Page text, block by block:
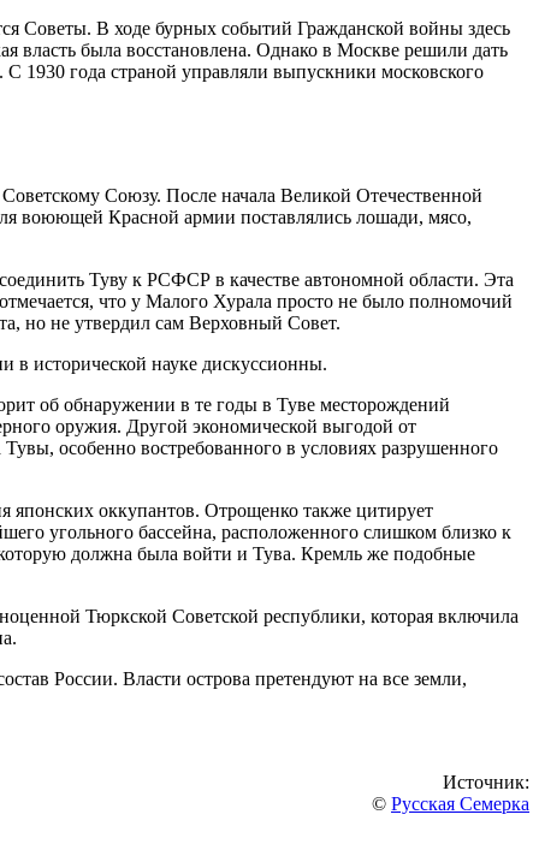
Советы. В ходе бурных событий Гражданской войны здесь
власть была восстановлена. Однако в Москве решили дать
1930 года страной управляли выпускники московского
Союзу. После начала Великой Отечественной
воюющей Красной армии поставлялись лошади, мясо,
Туву к РСФСР в качестве автономной области. Эта
что у Малого Хурала просто не было полномочий
но не утвердил сам Верховный Совет.
в исторической науке дискуссионны.
об обнаружении в те годы в Туве месторождений
оружия. Другой экономической выгодой от
особенно востребованного в условиях разрушенного
японских оккупантов. Отрощенко также цитирует
угольного бассейна, расположенного слишком близко к
должна была войти и Тува. Кремль же подобные
Тюркской Советской республики, которая включила
России. Власти острова претендуют на все земли,
Источник:
© Русская Семерка